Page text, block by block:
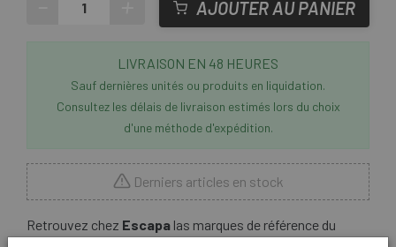
AJOUTER AU PANIER
LIVRAISON EN 48 HEURES
Sauf dernières unités ou produits en liquidation.
Consultez les délais de livraison estimés lors du choix
d'une méthode d'expédition.
Derniers articles en stock
Retrouvez chez Escapa las marques de référence du